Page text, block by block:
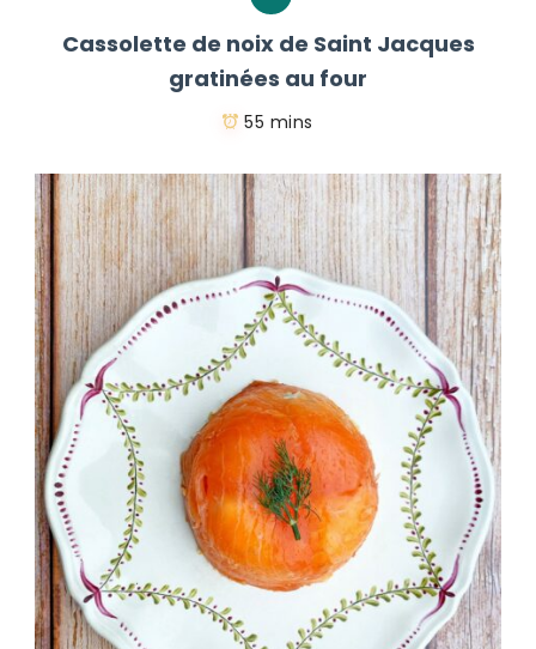
Cassolette de noix de Saint Jacques
gratinées au four
55 mins